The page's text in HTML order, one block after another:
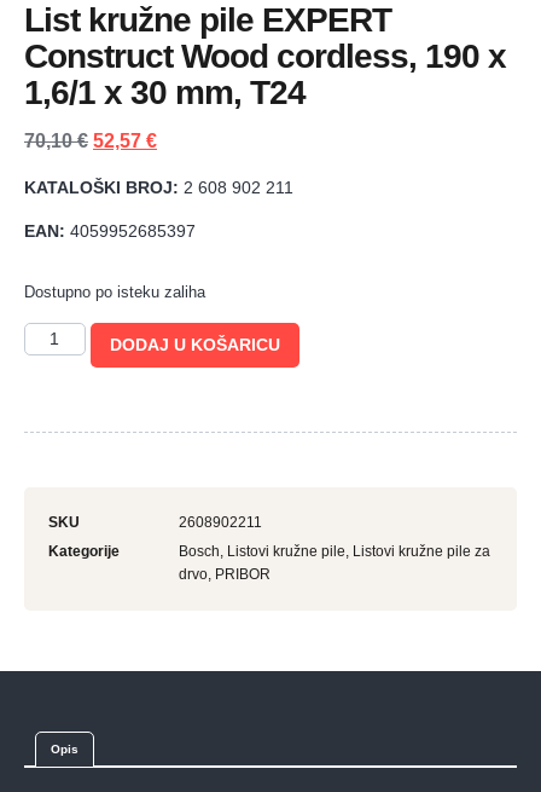
List kružne pile EXPERT
Construct Wood cordless, 190 x
1,6/1 x 30 mm, T24
70,10€ 52,57 €
KATALOŠKI BROJ: 2 608 902 211
EAN: 4059952685397
Dostupno po isteku zaliha
DODAJ U KOŠARICU
SKU
2608902211
Kategorije
Bosch Listovi kružne pile Listovi kružne pile za
drvo PRIBOR
Opis